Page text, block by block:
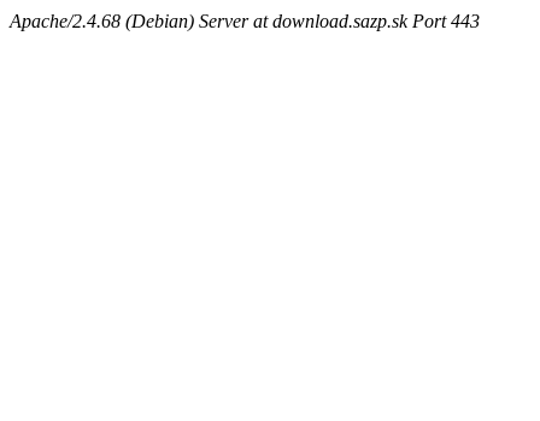
Apache/2.4.68 (Debian) Server at download.sazp.sk Port 443